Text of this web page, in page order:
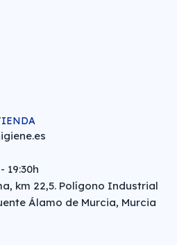
19:30h
km 22,5. Polígono Industrial
Álamo de Murcia, Murcia